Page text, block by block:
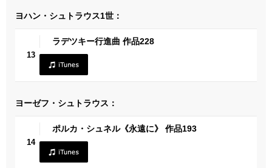
ヨハン・シュトラウス1世：
13
ラデツキー行進曲 作品228
ヨーゼフ・シュトラウス：
14
ポルカ・シュネル《永遠に》 作品193